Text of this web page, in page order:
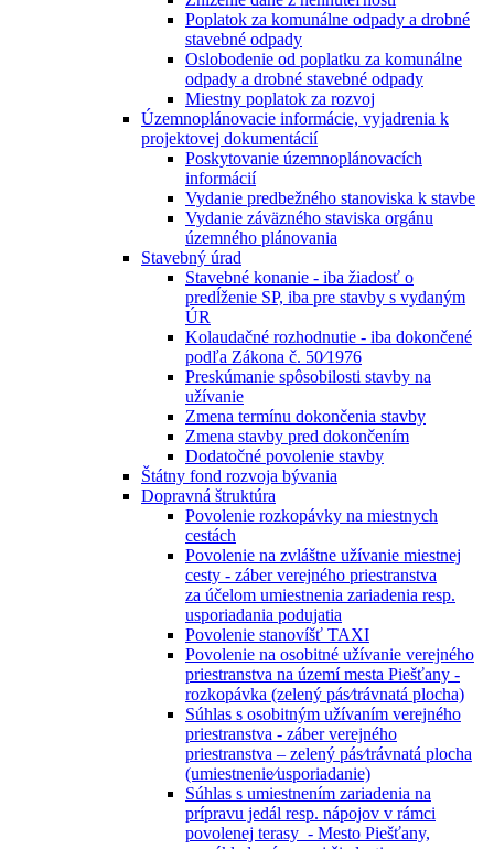
Poplatok za komunálne odpady a drobné
stavebné odpady
Oslobodenie od poplatku za komunálne
odpady a drobné stavebné odpady
Miestny poplatok za rozvoj
Územnoplánovacie informácie, vyjadrenia k
projektovej dokumentácií
Poskytovanie územnoplánovacích
informácií
Vydanie predbežného stanoviska k stavbe
Vydanie záväzného staviska orgánu
územného plánovania
Stavebný úrad
Stavebné konanie - iba žiadosť o
predĺženie SP, iba pre stavby s vydaným
ÚR
Kolaudačné rozhodnutie - iba dokončené
podľa Zákona č. 50⁄1976
Preskúmanie spôsobilosti stavby na
užívanie
Zmena termínu dokončenia stavby
Zmena stavby pred dokončením
Dodatočné povolenie stavby
Štátny fond rozvoja bývania
Dopravná štruktúra
Povolenie rozkopávky na miestnych
cestách
Povolenie na zvláštne užívanie miestnej
cesty - záber verejného priestranstva
za účelom umiestnenia zariadenia resp.
usporiadania podujatia
Povolenie stanovíšť TAXI
Povolenie na osobitné užívanie verejného
priestranstva na území mesta Piešťany -
rozkopávka (zelený pás⁄trávnatá plocha)
Súhlas s osobitným užívaním verejného
priestranstva - záber verejného
priestranstva – zelený pás⁄trávnatá plocha
(umiestnenie⁄usporiadanie)
Súhlas s umiestnením zariadenia na
prípravu jedál resp. nápojov v rámci
povolenej terasy - Mesto Piešťany,